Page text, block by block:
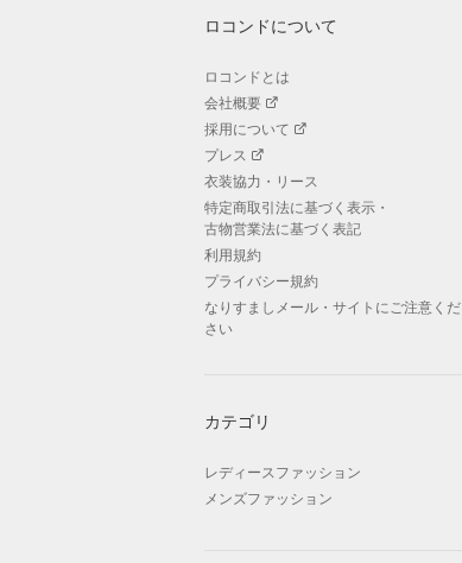
ロコンドについて
ロコンドとは
会社概要
採用について
プレス
衣装協力・リース
特定商取引法に基づく表示・
古物営業法に基づく表記
利用規約
プライバシー規約
なりすましメール・サイトにご注意くだ
さい
カテゴリ
レディースファッション
メンズファッション